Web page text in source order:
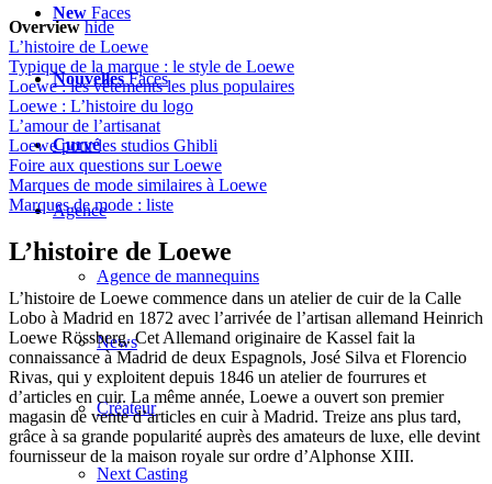
New Faces
NouvellesFaces
Curvé
Agence
Agence de mannequins
News
Créateur
Next Casting
Overview hide
L’histoire de Loewe
Typique de la marque : le style de Loewe
Loewe : les vêtements les plus populaires
Loewe : L’histoire du logo
L’amour de l’artisanat
Loewe pour les studios Ghibli
Foire aux questions sur Loewe
Marques de mode similaires à Loewe
Marques de mode : liste
L’histoire de Loewe
L’histoire de Loewe commence dans un atelier de cuir de la Calle
Lobo à Madrid en 1872 avec l’arrivée de l’artisan allemand Heinrich
Loewe Rössberg. Cet Allemand originaire de Kassel fait la
connaissance à Madrid de deux Espagnols, José Silva et Florencio
Rivas, qui y exploitent depuis 1846 un atelier de fourrures et
d’articles en cuir. La même année, Loewe a ouvert son premier
magasin de vente d’articles en cuir à Madrid. Treize ans plus tard,
grâce à sa grande popularité auprès des amateurs de luxe, elle devint
fournisseur de la maison royale sur ordre d’Alphonse XIII.